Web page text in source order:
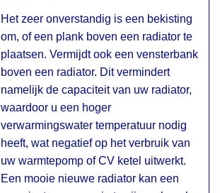
Het zeer onverstandig is een bekisting
om, of een plank boven een radiator te
plaatsen. Vermijdt ook een vensterbank
boven een radiator. Dit vermindert
namelijk de capaciteit van uw radiator,
waardoor u een hoger
verwarmingswater temperatuur nodig
heeft, wat negatief op het verbruik van
uw warmtepomp of CV ketel uitwerkt.
Een mooie nieuwe radiator kan een